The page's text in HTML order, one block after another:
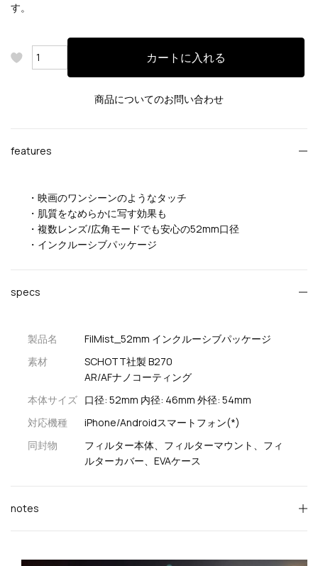
す。
カートに入れる
商品についてのお問い合わせ
features
・映画のワンシーンのようなタッチ
・肌質をなめらかに写す効果も
・複数レンズ/広角モードでも安心の52mm口径
・インクルーシブパッケージ
specs
製品名
FilMist_52mm インクルーシブパッケージ
素材
SCHOTT社製 B270
AR/AFナノコーティング
本体サイズ 口径: 52mm 内径: 46mm 外径: 54mm
対応機種
iPhone/Androidスマートフォン(*)
同封物
フィルター本体、フィルターマウント、フィ
ルターカバー、EVAケース
notes